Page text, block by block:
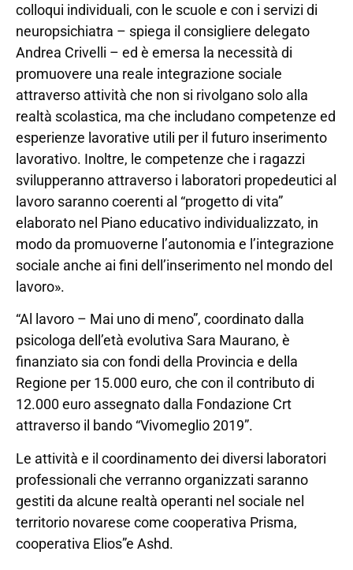
colloqui individuali, con le scuole e con i servizi di
neuropsichiatra – spiega il consigliere delegato
Andrea Crivelli – ed è emersa la necessità di
promuovere una reale integrazione sociale
attraverso attività che non si rivolgano solo alla
realtà scolastica, ma che includano competenze ed
esperienze lavorative utili per il futuro inserimento
lavorativo. Inoltre, le competenze che i ragazzi
svilupperanno attraverso i laboratori propedeutici al
lavoro saranno coerenti al “progetto di vita”
elaborato nel Piano educativo individualizzato, in
modo da promuoverne l’autonomia e l’integrazione
sociale anche ai fini dell’inserimento nel mondo del
lavoro».
“Al lavoro – Mai uno di meno”, coordinato dalla
psicologa dell’età evolutiva Sara Maurano, è
finanziato sia con fondi della Provincia e della
Regione per 15.000 euro, che con il contributo di
12.000 euro assegnato dalla Fondazione Crt
attraverso il bando “Vivomeglio 2019”.
Le attività e il coordinamento dei diversi laboratori
professionali che verranno organizzati saranno
gestiti da alcune realtà operanti nel sociale nel
territorio novarese come cooperativa Prisma,
cooperativa Elios”e Ashd.